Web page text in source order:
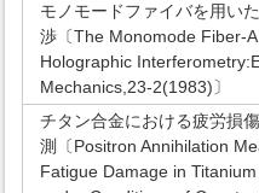
モノモードファイバを用い
渉〔The Monomode Fiber-
Holographic
Mechanics,23-2(1983)〕
チタン合金における疲労損
測〔Positron Annihilation
Fatigue Damage in